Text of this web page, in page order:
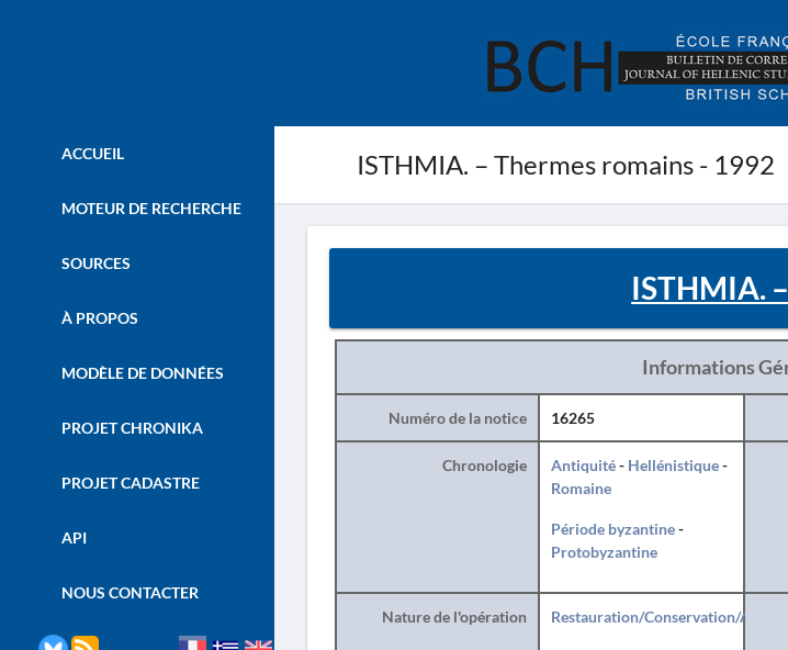
ISTHMIA. – Thermes romains - 1992
ACCUEIL
MOTEUR DE RECHERCHE
SOURCES
À PROPOS
MODÈLE DE DONNÉES
PROJET CHRONIKA
PROJET CADASTRE
API
NOUS CONTACTER
ISTHMIA.
Informations
Numéro de la notice 16265
Chronologie Antiquité- Hellénistique-
Romaine
Période byzantine-
Protobyzantine
Nature de l'opération Restauration/Conservation/